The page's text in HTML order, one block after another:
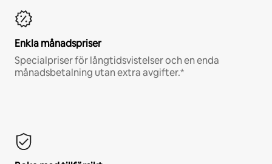
Enkla månadspriser
Specialpriser för långtidsvistelser och en enda
månadsbetalning utan extra avgifter.*